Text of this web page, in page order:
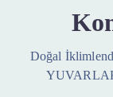
Doğal